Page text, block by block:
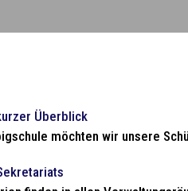
Überblick
möchten wir unsere